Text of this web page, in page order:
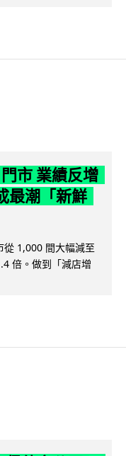
市 業績反增
最潮「新鮮
從 1,000 間大幅減至
倍。做到「減店增